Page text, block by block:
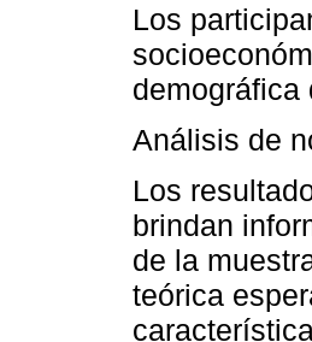
Los
demográfica
Análisis de
Los
brindan
de la
teórica